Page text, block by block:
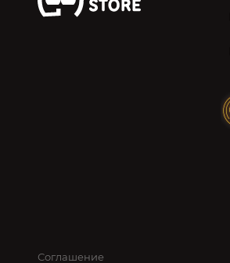
Соглашение